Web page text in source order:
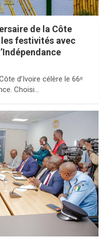
de la Côte
les festivités avec
d’Ivoire célère le 66ᵉ
Choisi…